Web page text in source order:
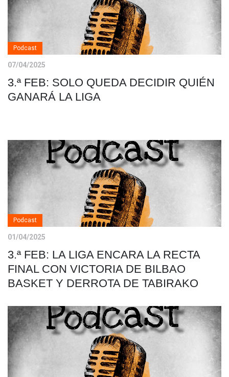
Podcast
07/04/2025
3.ª FEB: SOLO QUEDA DECIDIR QUIÉN
GANARÁ LA LIGA
Podcast
01/04/2025
3.ª FEB: LA LIGA ENCARA LA RECTA
FINAL CON VICTORIA DE BILBAO
BASKET Y DERROTA DE TABIRAKO